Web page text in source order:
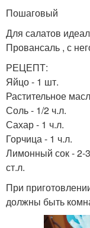
Пошаговый
Для салатов
Провансаль , с
РЕЦЕПТ:
Яйцо - 1 шт.
Растительное
Соль - 1/2 ч.л.
Сахар - 1 ч.л.
Горчица - 1 ч.л.
Лимонный сок - 2-
ст.л.
При
должны быть